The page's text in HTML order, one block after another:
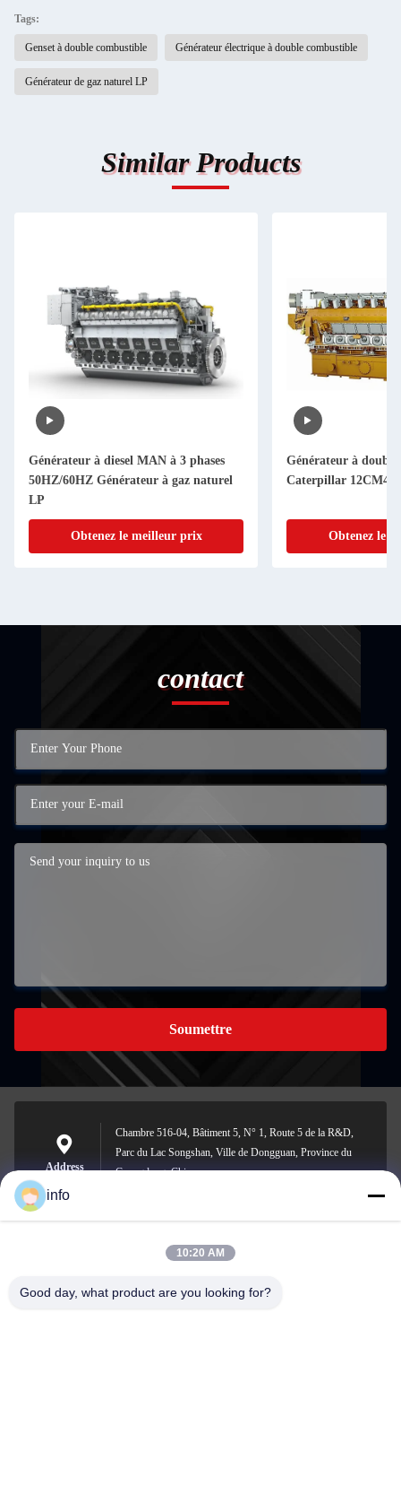
Tags:
Genset à double combustible Générateur électrique à double combustible
Générateur de gaz naturel LP
Similar Products
Générateur à diesel MAN à 3 phases
50HZ/60HZ Générateur à gaz naturel
LP
Obtenez le meilleur prix
Générateur à
Caterpillar
Obtenez le
contact
Soumettre
Address
Chambre 516-04, Bâtiment 5, N° 1, Route 5 de la R&D,
Parc du Lac Songshan, Ville de Dongguan, Province du
Guangdong, Chine
info@gdpowerplus.com
info
10:20 AM
Good day, what product are you looking for?